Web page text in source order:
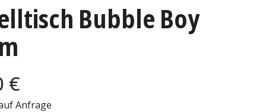
Bubble Boy
€
Anfrage